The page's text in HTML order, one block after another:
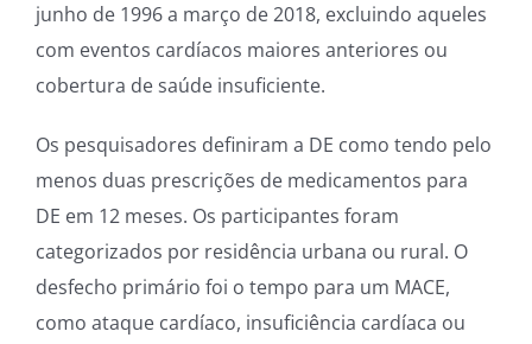
junho de 1996 a março de 2018, excluindo aqueles
com eventos cardíacos maiores anteriores ou
cobertura de saúde insuficiente.
Os pesquisadores definiram a DE como tendo pelo
menos duas prescrições de medicamentos para
DE em 12 meses. Os participantes foram
categorizados por residência urbana ou rural. O
desfecho primário foi o tempo para um MACE,
como ataque cardíaco, insuficiência cardíaca ou